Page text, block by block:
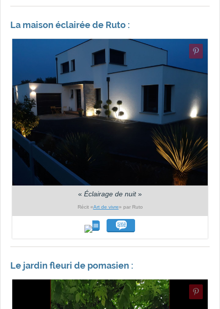
La maison éclairée de Ruto :
« Éclairage de nuit»
Récit «Art de vivre» par Ruto
Le jardin fleuri de pomasien :